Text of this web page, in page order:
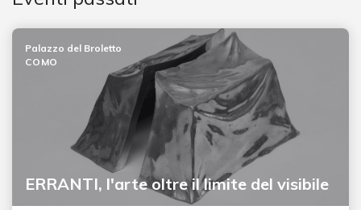
ERRANTI, l'arte oltre il limite del visibile
Palazzo del Broletto
COMO